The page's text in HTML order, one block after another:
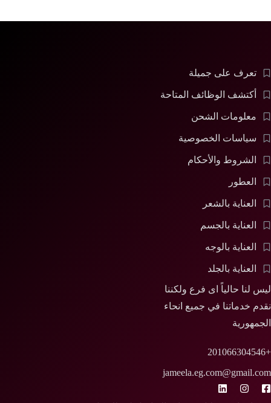
تعرف على جميلة
أكتشف الوظائف المتاحة
معلومات الشحن
سياسات الخصوصية
الشروط والأحكام
العطور
العناية بالشعر
العناية بالجسم
العناية بالوجه
العناية بالجلد
ليس لنا حالياً اى فرع ولكننا
نقدم خدماتنا في جميع انحاء
الجمهورية
+201066304546
jameela.eg.com@gmail.com